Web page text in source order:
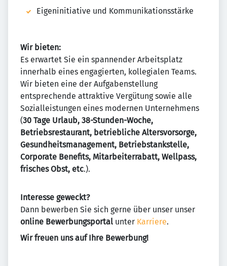
Eigeninitiative und Kommunikationsstärke
Wir bieten:
Es erwartet Sie ein spannender Arbeitsplatz
innerhalb eines engagierten, kollegialen Teams.
Wir bieten eine der Aufgabenstellung
entsprechende attraktive Vergütung sowie alle
Sozialleistungen eines modernen Unternehmens
(30 Tage Urlaub, 38-Stunden-Woche,
Betriebsrestaurant, betriebliche Altersvorsorge,
Gesundheitsmanagement, Betriebstankstelle,
Corporate Benefits, Mitarbeiterrabatt, Wellpass,
frisches Obst, etc.).
Interesse geweckt?
Dann bewerben Sie sich gerne über unser unser
online Bewerbungsportal unter Karriere.
Wir freuen uns auf Ihre Bewerbung!